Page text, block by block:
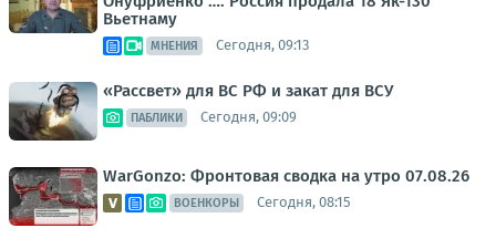
Вьетнаму
МНЕНИЯ Сегодня, 09:13
«Рассвет» для ВС РФ и закат для ВСУ
ПАБЛИКИ Сегодня, 09:09
WarGonzo: Фронтовая сводка на утро 07.08.26
ВОЕНКОРЫ Сегодня, 08:15